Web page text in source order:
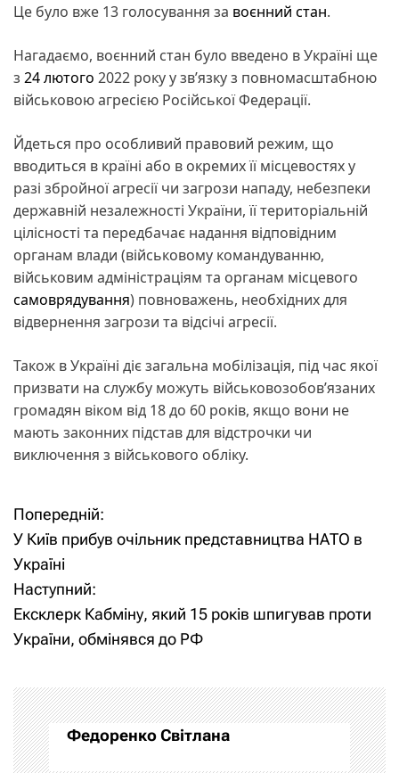
Це було вже 13 голосування за воєнний стан.
Нагадаємо, воєнний стан було введено в Україні ще
з 24 лютого 2022 року у зв’язку з повномасштабною
військовою агресією Російської Федерації.
Йдеться про особливий правовий режим, що
вводиться в країні або в окремих її місцевостях у
разі збройної агресії чи загрози нападу, небезпеки
державній незалежності України, її територіальній
цілісності та передбачає надання відповідним
органам влади (військовому командуванню,
військовим адміністраціям та органам місцевого
самоврядування) повноважень, необхідних для
відвернення загрози та відсічі агресії.
Також в Україні діє загальна мобілізація, під час якої
призвати на службу можуть військовозобов’язаних
громадян віком від 18 до 60 років, якщо вони не
мають законних підстав для відстрочки чи
виключення з військового обліку.
Н
а
в
і
а
ц
Попередній:
У Київ прибув очільник представництва НАТО в
Україні
Наступний:
Ексклерк Кабміну, який 15 років шпигував проти
України, обмінявся до РФ
Федоренко Світлана